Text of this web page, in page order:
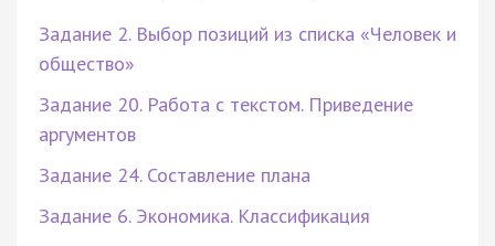
Задание 2. Выбор позиций из списка «Человек и
общество»
Задание 20. Работа с текстом. Приведение
аргументов
Задание 24. Составление плана
Задание 6. Экономика. Классификация